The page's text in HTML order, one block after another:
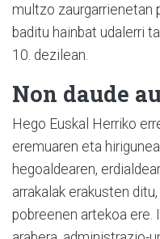
multzo zaurgarrienetan
baditu hainbat udalerri
10. dezilean.
Non daude
Hego Euskal Herriko
eremuaren eta
hegoaldearen,
arrakalak erakusten
pobreenen artekoa ere.